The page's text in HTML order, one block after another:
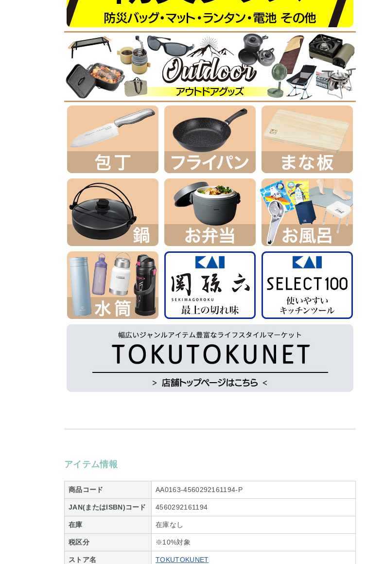
アイテム情報
商品コード AA0163-4560292161194-P
JAN(またはISBN)コード 4560292161194
在庫 在庫なし
税区分 ※10%対象
ストア名 TOKUTOKUNET